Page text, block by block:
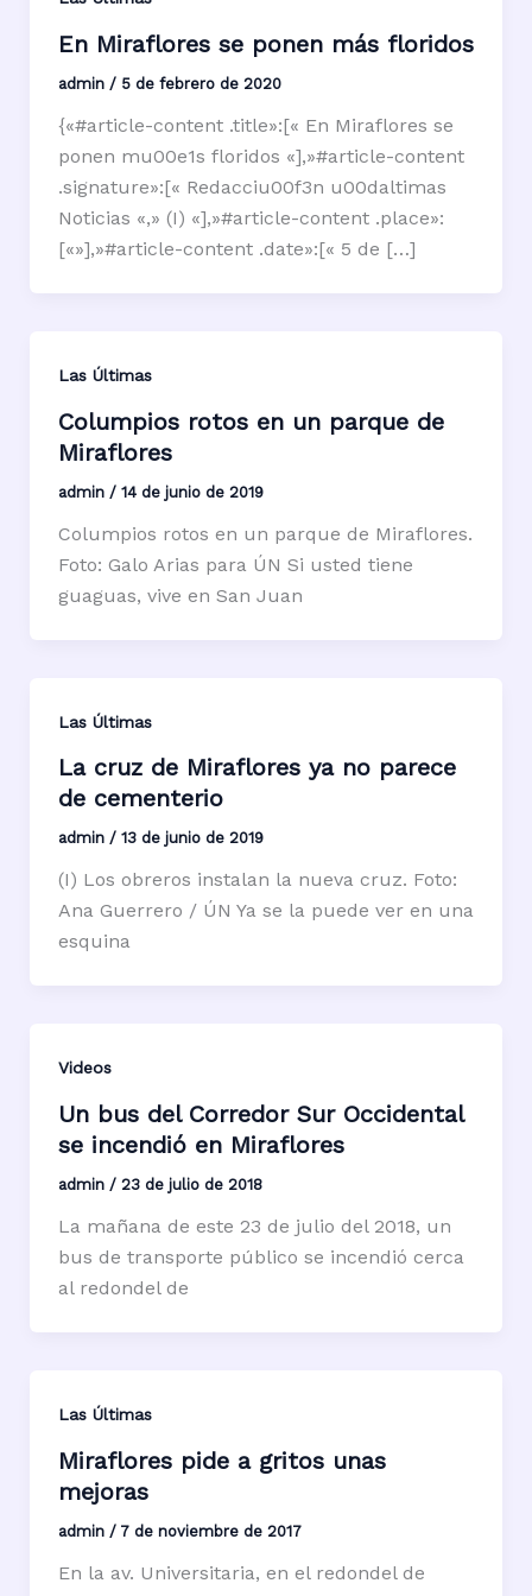
En Miraflores se ponen más floridos
admin / 5 de febrero de 2020
{«#article-content .title»:[« En Miraflores se
ponen mu00e1s floridos «],»#article-content
.signature»:[« Redacciu00f3n u00daltimas
Noticias «,» (I) «],»#article-content .place»:
[«»],»#article-content .date»:[« 5 de […]
Las Últimas
Columpios rotos en un parque de
Miraflores
admin / 14 de junio de 2019
Columpios rotos en un parque de Miraflores.
Foto: Galo Arias para ÚN Si usted tiene
guaguas, vive en San Juan
Las Últimas
La cruz de Miraflores ya no parece
de cementerio
admin / 13 de junio de 2019
(I) Los obreros instalan la nueva cruz. Foto:
Ana Guerrero / ÚN Ya se la puede ver en una
esquina
Videos
Un bus del Corredor Sur Occidental
se incendió en Miraflores
admin / 23 de julio de 2018
La mañana de este 23 de julio del 2018, un
bus de transporte público se incendió cerca
al redondel de
Las Últimas
Miraflores pide a gritos unas
mejoras
admin / 7 de noviembre de 2017
En la av. Universitaria, en el redondel de